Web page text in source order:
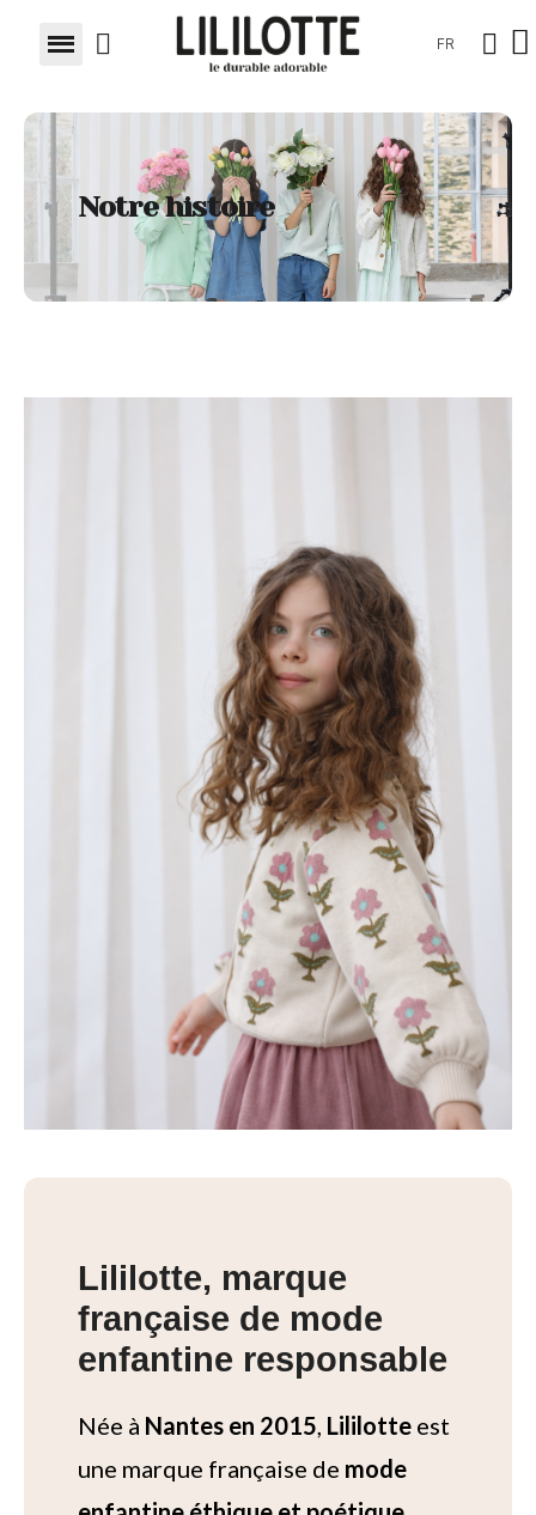
FR
Notre histoire
Lililotte, marque
française de mode
enfantine responsable
Née à Nantes en 2015, Lililotteest
une marque française de mode